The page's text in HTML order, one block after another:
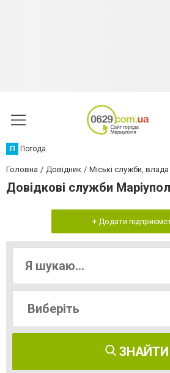
П Погода
Головна Довідник Міські служби, влада
Довідкові служби
+ Додати
ЗНАЙТИ